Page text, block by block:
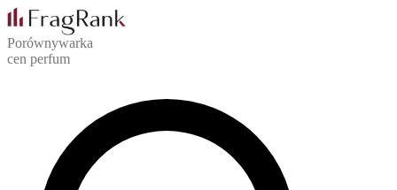
Porównywarka
cen perfum